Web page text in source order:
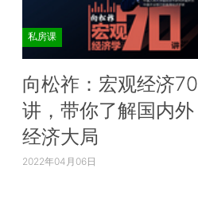
私房课
向松祚：宏观经济70
讲，带你了解国内外
经济大局
2022年04月06日